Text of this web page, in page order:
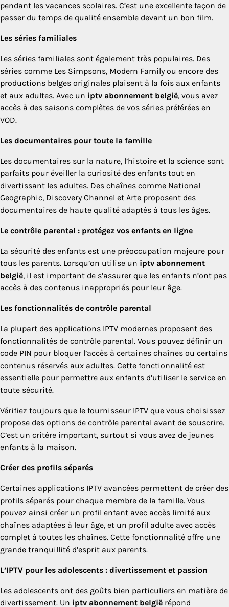
pendant les vacances scolaires. C’est une excellente façon de
passer du temps de qualité ensemble devant un bon film.
Les séries familiales
Les séries familiales sont également très populaires. Des
séries comme Les Simpsons, Modern Family ou encore des
productions belges originales plaisent à la fois aux enfants
et aux adultes. Avec un iptv abonnement belgië, vous avez
accès à des saisons complètes de vos séries préférées en
VOD.
Les documentaires pour toute la famille
Les documentaires sur la nature, l’histoire et la science sont
parfaits pour éveiller la curiosité des enfants tout en
divertissant les adultes. Des chaînes comme National
Geographic, Discovery Channel et Arte proposent des
documentaires de haute qualité adaptés à tous les âges.
Le contrôle parental : protégez vos enfants en ligne
La sécurité des enfants est une préoccupation majeure pour
tous les parents. Lorsqu’on utilise un iptv abonnement
belgië, il est important de s’assurer que les enfants n’ont pas
accès à des contenus inappropriés pour leur âge.
Les fonctionnalités de contrôle parental
La plupart des applications IPTV modernes proposent des
fonctionnalités de contrôle parental. Vous pouvez définir un
code PIN pour bloquer l’accès à certaines chaînes ou certains
contenus réservés aux adultes. Cette fonctionnalité est
essentielle pour permettre aux enfants d’utiliser le service en
toute sécurité.
Vérifiez toujours que le fournisseur IPTV que vous choisissez
propose des options de contrôle parental avant de souscrire.
C’est un critère important, surtout si vous avez de jeunes
enfants à la maison.
Créer des profils séparés
Certaines applications IPTV avancées permettent de créer des
profils séparés pour chaque membre de la famille. Vous
pouvez ainsi créer un profil enfant avec accès limité aux
chaînes adaptées à leur âge, et un profil adulte avec accès
complet à toutes les chaînes. Cette fonctionnalité offre une
grande tranquillité d’esprit aux parents.
L’IPTV pour les adolescents : divertissement et passion
Les adolescents ont des goûts bien particuliers en matière de
divertissement. Un iptv abonnement belgië répond